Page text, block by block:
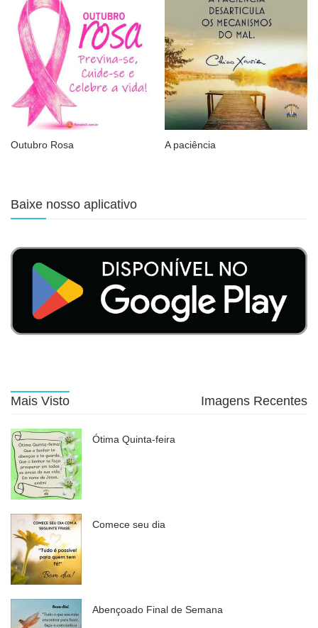
Outubro Rosa A paciência
Baixe nosso aplicativo
Mais Visto Imagens Recentes
Ótima Quinta-feira
Comece seu dia
Abençoado Final de Semana